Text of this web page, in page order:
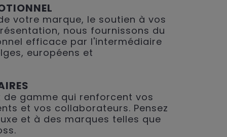
votre marque, le soutien à vos
nous fournissons du
efficace par l'intermédiaire
européens et
de gamme qui renforcent vos
et vos collaborateurs. Pensez
et à des marques telles que